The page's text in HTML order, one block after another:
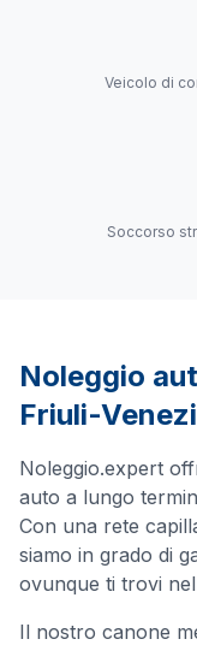
Veicolo di
Soccorso
Noleggio
Friuli-
Noleggio.expert
auto a lungo
Con una rete
siamo in grado di
ovunque ti trovi
Il nostro canone